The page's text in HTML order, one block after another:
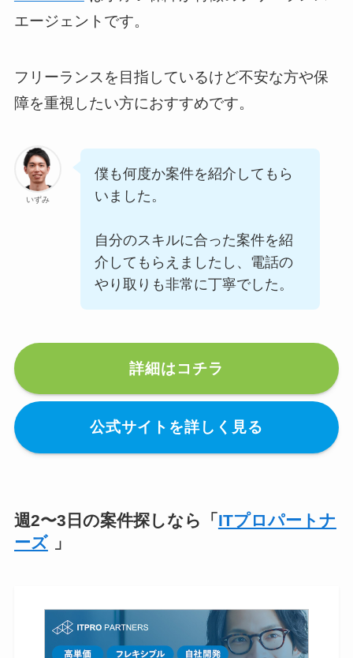
エージェントです。
フリーランスを目指しているけど不安な方や保
障を重視したい方におすすめです。
いずみ
僕も何度か案件を紹介してもら
いました。
自分のスキルに合った案件を紹
介してもらえましたし、電話の
やり取りも非常に丁寧でした。
詳細はコチラ
公式サイトを詳しく見る
週2〜3日の案件探しなら「 ITプロパートナ
ーズ
」